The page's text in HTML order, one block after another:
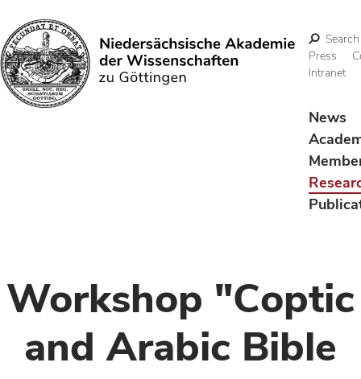
Search
Search
Press
Intranet
News
Workshop "Coptic
and Arabic Bible